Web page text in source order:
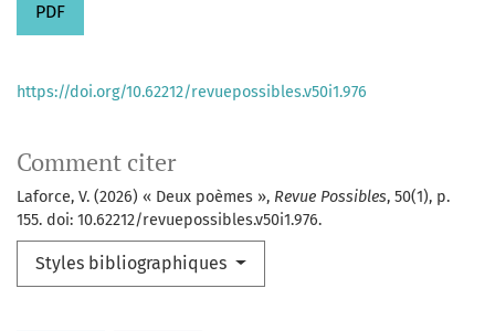
PDF
Comment citer
Laforce, V. (2026) « Deux poèmes », Revue Possibles, 50(1), p.
155. doi: 10.62212/revuepossibles.v50i1.976.
Styles bibliographiques
https://doi.org/10.62212/revuepossibles.v50i1.976